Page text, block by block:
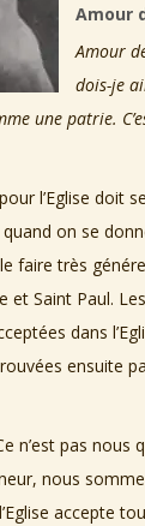
Amour
Amour
dois-je
une patrie.
l’Eglise doit
on se
faire très
et Saint Paul.
dans
ensuite
n’est pas nous
nous
accepte